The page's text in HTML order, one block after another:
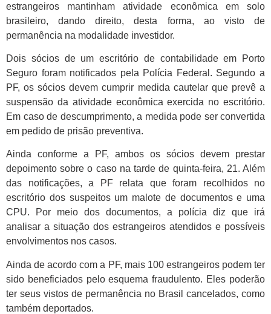
estrangeiros mantinham atividade econômica em solo
brasileiro, dando direito, desta forma, ao visto de
permanência na modalidade investidor.
Dois sócios de um escritório de contabilidade em Porto
Seguro foram notificados pela Polícia Federal. Segundo a
PF, os sócios devem cumprir medida cautelar que prevê a
suspensão da atividade econômica exercida no escritório.
Em caso de descumprimento, a medida pode ser convertida
em pedido de prisão preventiva.
Ainda conforme a PF, ambos os sócios devem prestar
depoimento sobre o caso na tarde de quinta-feira, 21. Além
das notificações, a PF relata que foram recolhidos no
escritório dos suspeitos um malote de documentos e uma
CPU. Por meio dos documentos, a polícia diz que irá
analisar a situação dos estrangeiros atendidos e possíveis
envolvimentos nos casos.
Ainda de acordo com a PF, mais 100 estrangeiros podem ter
sido beneficiados pelo esquema fraudulento. Eles poderão
ter seus vistos de permanência no Brasil cancelados, como
também deportados.